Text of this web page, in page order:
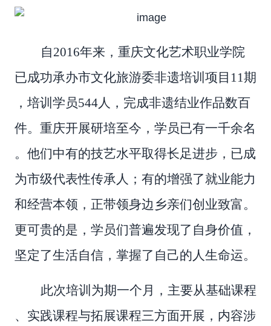
自2016年来，重庆文化艺术职业学院
已成功承办市文化旅游委非遗培训项目 11期
，培训学员544人，完成非遗结业作品数百
件。重庆开展研培至今，学员已有一千余名
。他们中有的技艺水平取得长足进步，已成
为市级代表性传承人；有的增强了就业能力
和经营本领，正带领身边乡亲们创业致富。
更可贵的是，学员们普遍发现了自身价值，
坚定了生活自信，掌握了自己的人生命运。
此次培训为期一个月，主要从基础课程
、实践课程与拓展课程三方面开展，内容涉